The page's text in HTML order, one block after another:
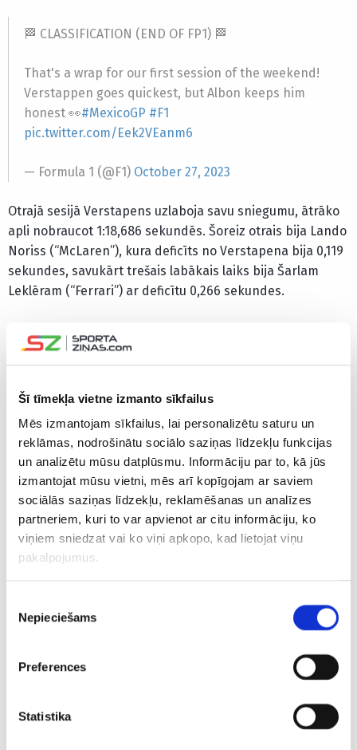
Šī tīmekļa vietne izmanto sīkfailus
Mēs izmantojam sīkfailus, lai personalizētu saturu un
reklāmas, nodrošinātu sociālo saziņas līdzekļu funkcijas
un analizētu mūsu datplūsmu. Informāciju par to, kā jūs
izmantojat mūsu vietni, mēs arī kopīgojam ar saviem
sociālās saziņas līdzekļu, reklamēšanas un analīzes
partneriem, kuri to var apvienot ar citu informāciju, ko
viņiem sniedzat vai ko viņi apkopo, kad lietojat viņu
pakalpojumus.
izvēle
Nepieciešams
Preferences
Statistika
🏁 CLASSIFICATION (END OF FP1) 🏁
That's a wrap for our first session of the weekend!
Verstappen goes quickest, but Albon keeps him
honest 👀#MexicoGP #F1
pic.twitter.com/Eek2VEanm6
— Formula 1 (@F1) October 27, 2023
Otrajā sesijā Verstapens uzlaboja savu sniegumu, ātrāko
apli nobraucot 1:18,686 sekundēs. Šoreiz otrais bija Lando
Noriss (“McLaren”), kura deficīts no Verstapena bija 0,119
sekundes, savukārt trešais labākais laiks bija Šarlam
Leklēram (“Ferrari”) ar deficītu 0,266 sekundes.
vietu, savukārt Peress ierindojās labāko pieciniekā.
🏁 CLASSIFICATION (END OF FP2) 🏁
Max leads Lando and Charles in our second practice
session of the weekend
#MexicoGP
#F1
pic.twitter.com/VO2C2YTKqD
— Formula 1 (@F1)October 27, 2023
Meksikas posma kvalifikācija sāksies naktī uz 29. oktobri